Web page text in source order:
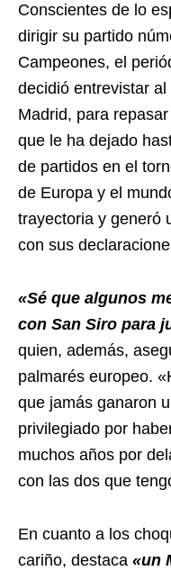
Conscientes de lo
dirigir su partido
Campeones, el
decidió entrevistar
Madrid, para
que le ha dejado
de partidos en el
de Europa y el
trayectoria y generó
con sus
«Sé que algunos
con San Siro para
quien, además,
palmarés europeo.
que jamás ganaron
privilegiado por
muchos años por
con las dos que
En cuanto a los
cariño, destaca «un